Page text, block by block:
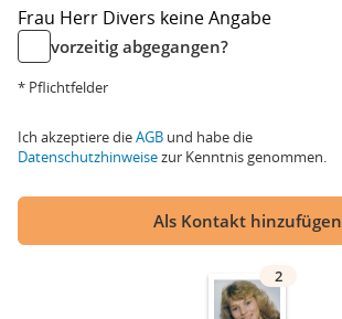
Frau Herr Divers keine Angabe
vorzeitig abgegangen?
* Pflichtfelder
Ich akzeptiere dieAGB und habe die
Datenschutzhinweisezur Kenntnis genommen.
Als Kontakt hinzufügen
2